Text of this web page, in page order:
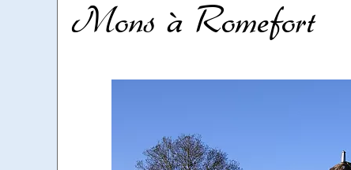
Mons à Romefort